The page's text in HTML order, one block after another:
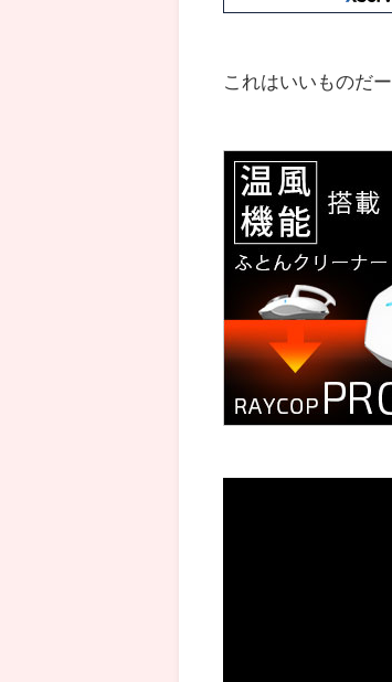
これはいいものだー